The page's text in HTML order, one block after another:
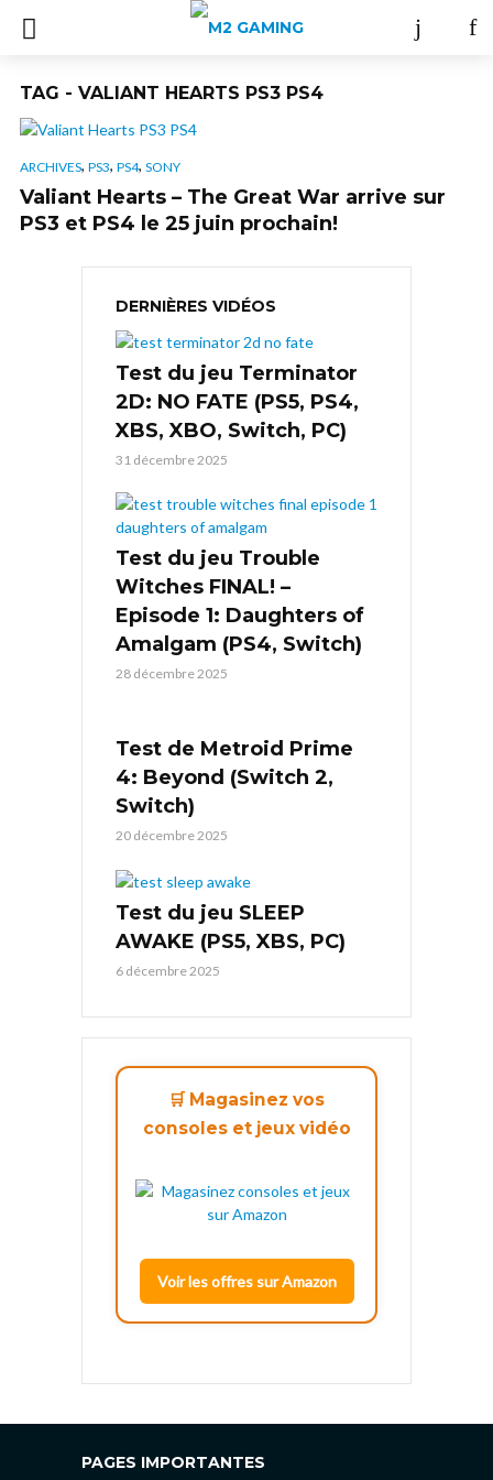
TAG - VALIANT HEARTS PS3 PS4
ARCHIVES, PS3, PS4, SONY
Valiant Hearts – The Great War arrive sur
PS3 et PS4 le 25 juin prochain!
DERNIÈRES VIDÉOS
Test du jeu Terminator
2D: NO FATE (PS5, PS4,
XBS, XBO, Switch, PC)
31 décembre 2025
Test du jeu Trouble
Witches FINAL! –
Episode 1: Daughters of
Amalgam (PS4, Switch)
28 décembre 2025
Test de Metroid Prime
4: Beyond (Switch 2,
Switch)
20 décembre 2025
Test du jeu SLEEP
AWAKE (PS5, XBS, PC)
6 décembre 2025
🛒 Magasinez vos
consoles et jeux vidéo
Voir les offres sur Amazon
PAGES IMPORTANTES